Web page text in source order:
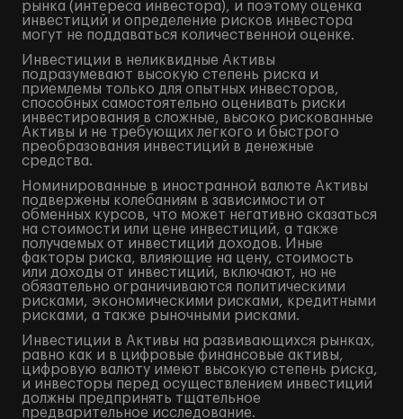
рынка (интереса инвестора), и поэтому оценка
инвестиций и определение рисков инвестора
могут не поддаваться количественной оценке.
Инвестиции в неликвидные Активы
подразумевают высокую степень риска и
приемлемы только для опытных инвесторов,
способных самостоятельно оценивать риски
инвестирования в сложные, высоко рискованные
Активы и не требующих легкого и быстрого
преобразования инвестиций в денежные
средства.
Номинированные в иностранной валюте Активы
подвержены колебаниям в зависимости от
обменных курсов, что может негативно сказаться
на стоимости или цене инвестиций, а также
получаемых от инвестиций доходов. Иные
факторы риска, влияющие на цену, стоимость
или доходы от инвестиций, включают, но не
обязательно ограничиваются политическими
рисками, экономическими рисками, кредитными
рисками, а также рыночными рисками.
Инвестиции в Активы на развивающихся рынках,
равно как и в цифровые финансовые активы,
цифровую валюту имеют высокую степень риска,
и инвесторы перед осуществлением инвестиций
должны предпринять тщательное
предварительное исследование.